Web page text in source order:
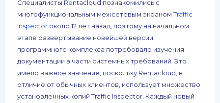
Специалисты Rentacloud познакомились с
многофункциональным межсетевым экраномTraffic
Inspector около 12 лет назад, поэтому на начальном
этапе развёртывание новейшей версии
программного комплекса потребовало изучения
документации в части системных требований. Это
имело важное значение, поскольку Rentacloud, в
отличие от обычных клиентов, использует множество
установленных копий Traffic Inspector. Каждый новый